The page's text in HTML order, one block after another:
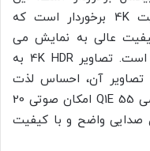
تلویزیون شیائومی Q1E 55 از قابلیت 4K برخوردار است که
عالی به نمایش می
گذارد. و از قابلیت HDR نیز برخوردار است. تصاویر 4K HDR به
آن، احساس لذت
خواهید کرد. برای این تلویزیون شیائومی Q1E 55 امکان صوتی 20
صدایی واضح و با کیفیت